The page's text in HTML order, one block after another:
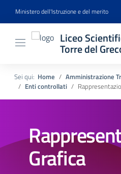
Ministero dell'Istruzione e del merito
Liceo
Torre del
Sei qui: Home Amministrazione
Enti controllati
Grafica